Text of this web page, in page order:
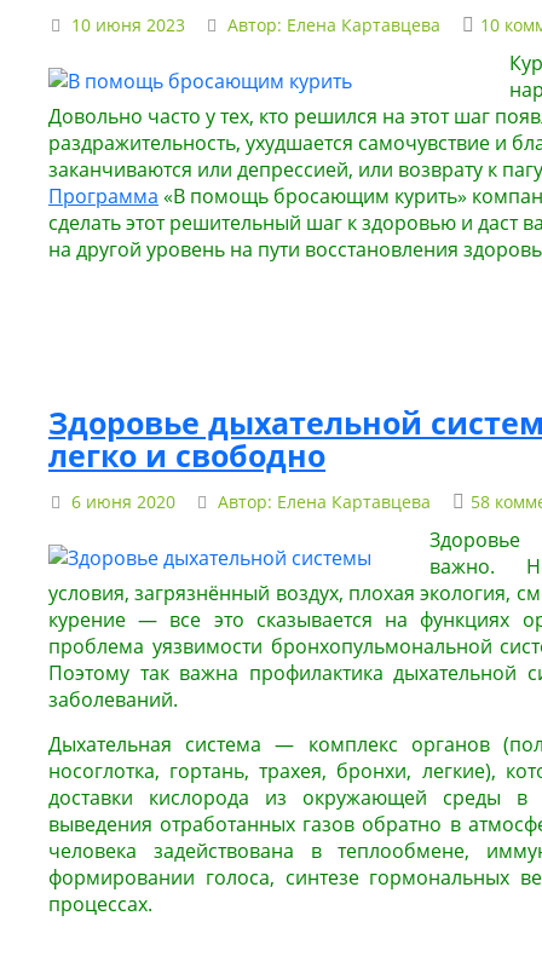
10 июня 2023 Автор: Елена Картавцева 10
Довольно часто у тех, кто решился на этот шаг
раздражительность, ухудшается самочувствие и
заканчиваются или депрессией, или возврату к
Программа «В помощь бросающим курить»
сделать этот решительный шаг к здоровью и даст
на другой уровень на пути восстановления
Здоровье дыхательной
легко и свободно
6 июня 2020 Автор: Елена Картавцева 58
важно.
условия, загрязнённый воздух, плохая экология,
курение — все это сказывается на функциях
проблема уязвимости бронхопульмональной
Поэтому так важна профилактика дыхательной
заболеваний.
Дыхательная система — комплекс органов
носоглотка, гортань, трахея, бронхи, легкие),
доставки кислорода из окружающей среды в
выведения отработанных газов обратно в
человека задействована в теплообмене,
формировании голоса, синтезе гормональных
процессах.